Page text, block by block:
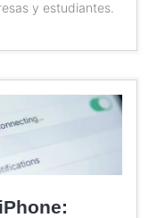
y estudiantes.